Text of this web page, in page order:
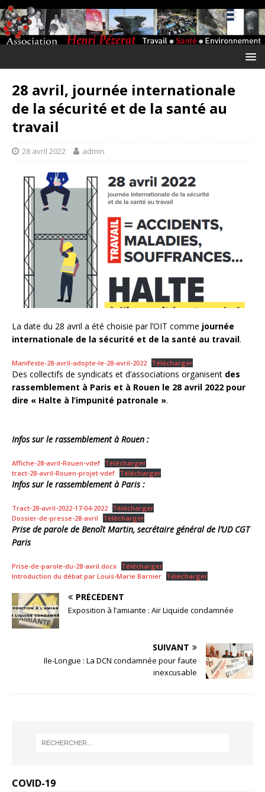
28 avril, journée internationale
de la sécurité et de la santé au
travail
28 avril 2022 admin
La date du 28 avril a été choisie par l’OIT comme journée
internationale de la sécurité et de la santé au travail.
Manifeste-28-avril-adopte-le-28-avril-2022 Télécharger
Des collectifs de syndicats et d’associations organisent des
rassemblement à Paris et à Rouen le 28 avril 2022 pour
dire « Halte à l’impunité patronale ».
Infos sur le rassemblement à Rouen :
Affiche-28-avril-Rouen-vdef Télécharger
tract-28-avril-Rouen-projet-vdef Télécharger
Infos sur le rassemblement à Paris :
Tract-28-avril-2022-17-04-2022 Télécharger
Dossier-de-presse-28-avril
Télécharger
Prise de parole de Benoît Martin, secrétaire général de l’UD CGT
Paris
Prise-de-parole-du-28-avril.docx Télécharger
Introduction du débat par Louis-Marie Barnier Télécharger
PRÉCÉDENT
Exposition à l’amiante : Air Liquide condamnée
SUIVANT
Ile-Longue : La DCN condamnée pour faute
inexcusable
COVID-19